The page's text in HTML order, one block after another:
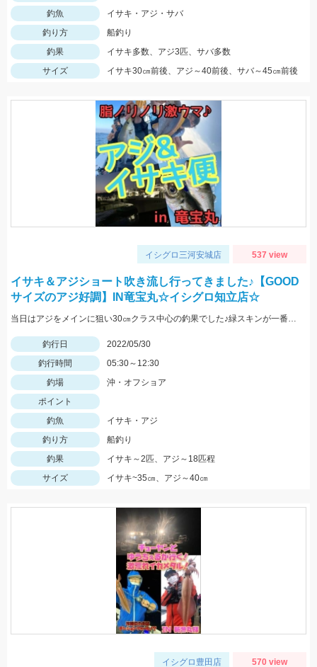
釣魚
イサキ・アジ・サバ
釣り方
船釣り
釣果
イサキ多数、アジ3匹、サバ多数
サイズ
イサキ30㎝前後、アジ～40前後、サバ～45㎝前後
イシグロ三河安城店 537 view
イサキ＆アジショート吹き流し行ってきました♪【GOOD
サイズのアジ好調】IN竜宝丸☆イシグロ知立店☆
当日はアジをメインに狙い30㎝クラス中心の釣果でした♪緑スキンが一番反応が良く連掛けもありましたよ♪
釣行日
2022/05/30
釣行時間
05:30～12:30
釣場
沖・オフショア
ポイント
釣魚
イサキ・アジ
釣り方
船釣り
釣果
イサキ～2匹、アジ～18匹程
サイズ
イサキ~35㎝、アジ～40㎝
イシグロ豊田店 570 view